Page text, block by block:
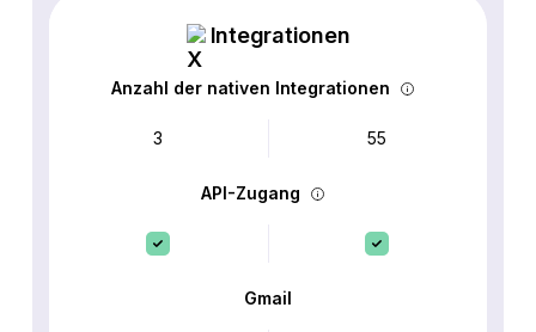
Integrationen
Anzahl der nativen Integrationen
3 55
API-Zugang
Gmail